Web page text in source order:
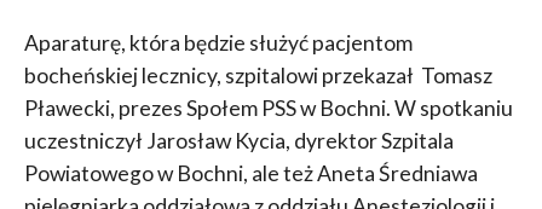
Aparaturę, która będzie służyć pacjentom
bocheńskiej lecznicy, szpitalowi przekazał Tomasz
Pławecki, prezes Społem PSS w Bochni. W spotkaniu
uczestniczył Jarosław Kycia, dyrektor Szpitala
Powiatowego w Bochni, ale też Aneta Średniawa